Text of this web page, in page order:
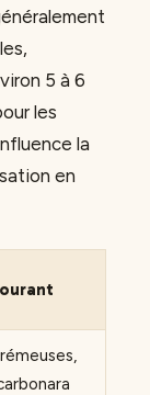
5 à 6
les
la
en